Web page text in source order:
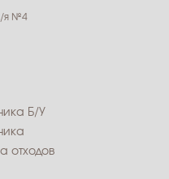
я №4
Б/У
отходов